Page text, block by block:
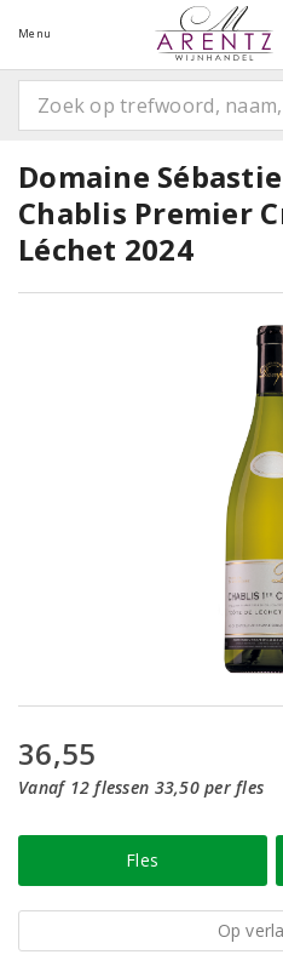
Menu
Domaine
Chablis Premier
Léchet 2024
36,55
Vanaf 12 flessen 33,50 per fles
Fles
Op